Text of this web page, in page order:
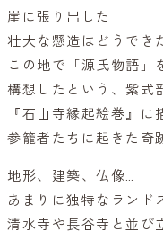
崖に張り出した
壮大な懸造はどうでき
この地で「源氏物語」
構想したという、紫式
『石山寺縁起絵巻』に
参籠者たちに起きた奇
地形、建築、仏像…
あまりに独特なランド
清水寺や長谷寺と並び